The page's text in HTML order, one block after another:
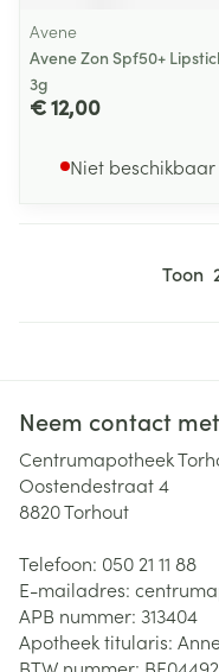
Avene
Avene Zon Spf50+
3g
€ 12,00
Niet beschikbaar
Toon
Neem contact
Centrumapotheek
Oostendestraat 4
8820Torhout
Telefoon: 050 21 11 88
E-mailadres:
APB nummer: 313404
Apotheek titularis: